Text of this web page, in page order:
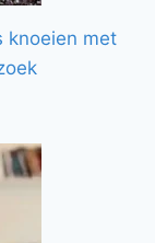
knoeien met